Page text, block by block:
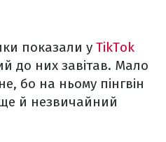
показали у TikTok
до них завітав. Мало
бо на ньому пінгвін
й незвичайний